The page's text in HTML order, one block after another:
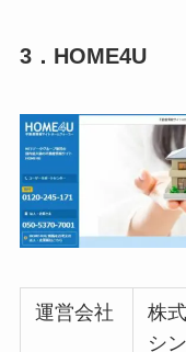
3．HOME4U
運営会社
株
シ